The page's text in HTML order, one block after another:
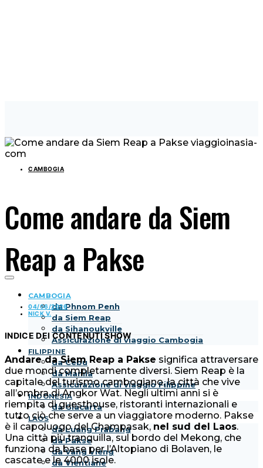
CAMBOGIA
da Phnom Penh
da Siem Reap
da Sihanoukville
Assicurazione di viaggio Cambogia
FILIPPINE
da Cebu
da Manila
Assicurazione di viaggio Filippine
INDONESIA
da Giacarta
LAOS
da Luang Prabang
da Pakse
da Vang Vieng
da Vientiane
CAMBOGIA
Come andare da Siem
Reap a Pakse
04/06/2026
NICK V.
INDICE DEI CONTENUTISHOW
Andare da Siem Reap a Pakse significa attraversare
due mondi completamente diversi. Siem Reap è la
capitale del turismo cambogiano, la città che vive
all’ombra di Angkor Wat. Negli ultimi anni si è
riempita di guesthouse, ristoranti internazionali e
tutto ciò che serve a un viaggiatore moderno. Pakse
è il capoluogo del Champasak, nel sud del Laos.
Una città più tranquilla, sul bordo del Mekong, che
funziona da base per l’Altopiano di Bolaven, le
cascate e le 4000 isole.